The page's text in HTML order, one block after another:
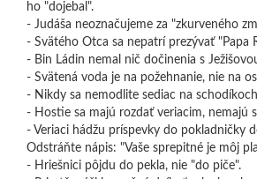
ho "dojebal".
- Judáša neoznačujeme za "zkurveného
- Svätého Otca sa nepatrí prezývať "Papa
- Bin Ládin nemal nič dočinenia s
- Svätená voda je na požehnanie, nie na
- Nikdy sa nemodlite sediac na
- Hostie sa majú rozdať veriacim, nemajú
- Veriaci hádžu príspevky do pokladničky
Odstráňte nápis: "Vaše sprepitné je môj
- Hriešnici pôjdu do pekla, nie "do piče".